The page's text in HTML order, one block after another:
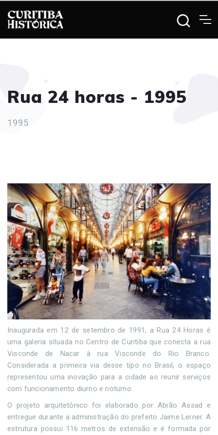
Rua 24 horas - 1995
1995
Inaugurada em 12 de setembro de 1991, a Rua 24 Horas é
uma galeria situada no Centro de Curitiba que conecta a rua
Visconde de Nacar à rua Visconde do Rio Branco.
Considerada a primeira via desse tipo no Brasil, o espaço
representou uma inovação para a cidade ao reunir serviços
com funcionamento diurno e noturno.
O projeto arquitetônico foi elaborado por Abrão Assad e
entregue durante a administração do prefeito Jaime Lerner. A
estrutura possui 116 metros de extensão e é formada por